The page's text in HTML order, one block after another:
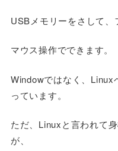
USBメモリーをさして
マウス操作でできます。
Windowではなく、Linux
っています。
ただ、Linuxと言われて
が、